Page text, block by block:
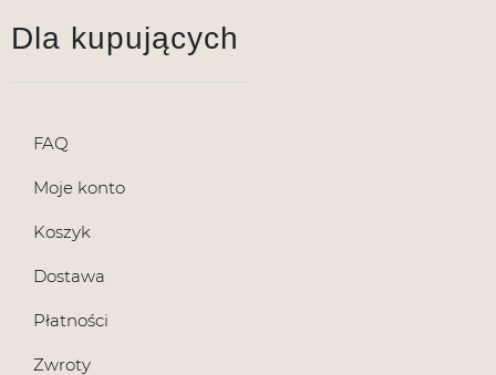
Dla kupujących
FAQ
Moje konto
Koszyk
Dostawa
Płatności
Zwroty